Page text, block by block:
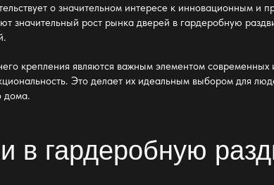
о значительном интересе к инновационным
значительный рост рынкадверей в гардеробную
крепления являются важным элементом современных
Это делает их идеальным выбором для
дома.
в гардеробную